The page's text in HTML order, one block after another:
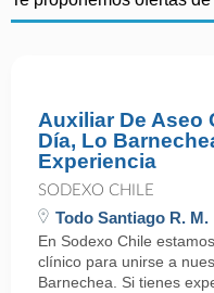
Auxiliar De Aseo
Día, Lo
Experiencia
SODEXO CHILE
Todo Santiago R. M.
En Sodexo Chile
clínico para unirse a
Barnechea. Si tienes